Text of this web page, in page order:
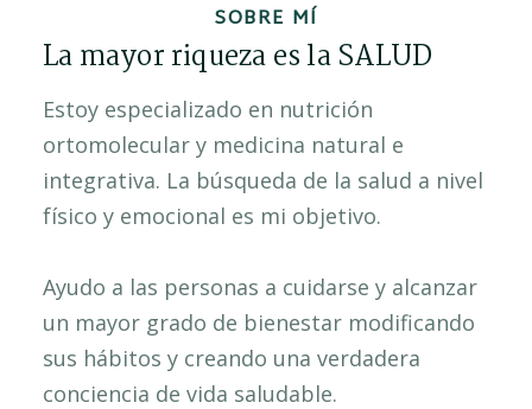
SOBRE MÍ
La mayor riqueza es la SALUD
Estoy especializado en nutrición
ortomolecular y medicina natural e
integrativa. La búsqueda de la salud a nivel
físico y emocional es mi objetivo.
Ayudo a las personas a cuidarse y alcanzar
un mayor grado de bienestar modificando
sus hábitos y creando una verdadera
conciencia de vida saludable.